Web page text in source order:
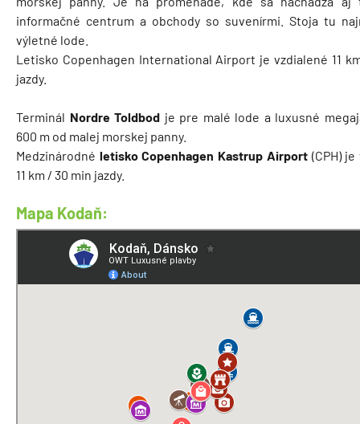
informačné centrum a obchody so suvenírmi. Stoja tu
výletné lode.
Letisko Copenhagen International Airport je vzdialené 11
jazdy.
Terminál Nordre Toldbod je pre malé lode a luxusné
600 m od malej morskej panny.
Medzinárodné letisko Copenhagen Kastrup Airport (CPH)
11 km / 30 min jazdy.
Mapa Kodaň: